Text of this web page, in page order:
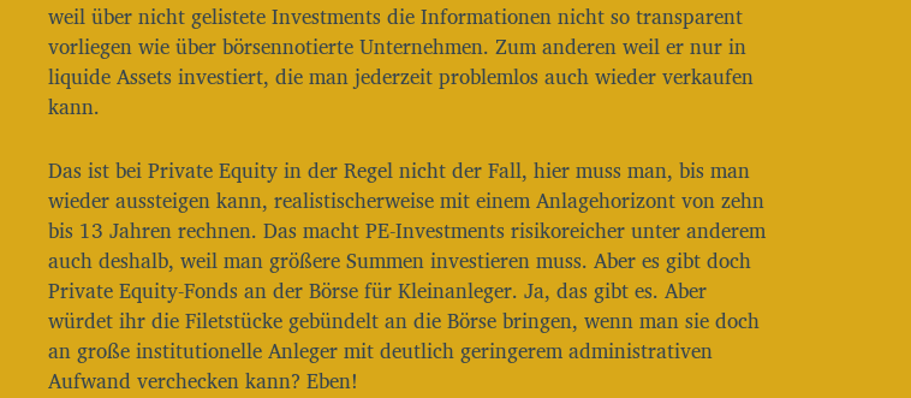
t
u
m
o
-
P
l
y
e
r
a
s
t
e
o
h
/
R
u
t
e
weil über nicht gelistete Investments die Informationen nicht so transparent
vorliegen wie über börsennotierte Unternehmen. Zum anderen weil er nur in
liquide Assets investiert, die man jederzeit problemlos auch wieder verkaufen
kann.
Das ist bei Private Equity in der Regel nicht der Fall, hier muss man, bis man
wieder aussteigen kann, realistischerweise mit einem Anlagehorizont von zehn
bis 13 Jahren rechnen. Das macht PE-Investments risikoreicher unter anderem
auch deshalb, weil man größere Summen investieren muss. Aber es gibt doch
Private Equity-Fonds an der Börse für Kleinanleger. Ja, das gibt es. Aber
würdet ihr die Filetstücke gebündelt an die Börse bringen, wenn man sie doch
an große institutionelle Anleger mit deutlich geringerem administrativen
Aufwand verchecken kann? Eben!